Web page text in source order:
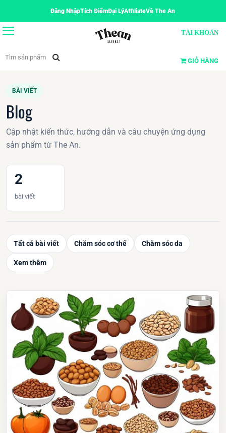
Đăng NhậpTích ĐiểmĐại LýAffiliateVề The An
TÀI KHOẢN
GIỎ HÀNG
BÀI VIẾT
Blog
Cập nhật kiến thức, hướng dẫn và câu chuyện ứng dụng
sản phẩm từ The An.
2
bài viết
Tất cả bài viết Chăm sóc cơ thể Chăm sóc da
Xem thêm